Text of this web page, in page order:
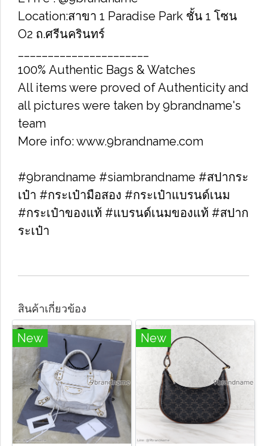
Location:สาขา 1 Paradise Park ชั้น 1 โซน
O2 ถ.ศรีนครินทร์
100% Authentic Bags & Watches
All items were proved of Authenticity and
all pictures were taken by 9brandname's
team
More info: www.9brandname.com
#9brandname #siambrandname #สปากระ
เป๋า #กระเป๋ามือสอง #กระเป๋าแบรนด์เนม
#กระเป๋าของแท้ #แบรนด์เนมของแท้ #สปาก
ระเป๋า
สินค้าเกี่ยวข้อง
New New